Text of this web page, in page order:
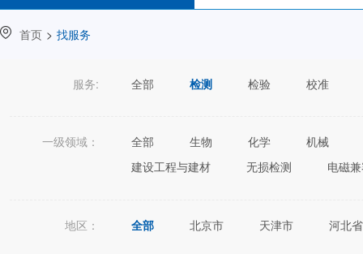
首页 > 找服务
服务: 全部 检测 检验 校准
一级领域： 全部 生物 化学
机械
建设工程与建材
无损检测 电磁
地区： 全部 北京市 天津市
河北省